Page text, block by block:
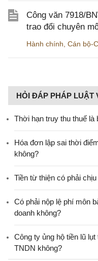
Công văn 7918/
trao đổi chuyên
Hành chính Cán bộ-
HỎI ĐÁP PHÁP LUẬT
Thời hạn truy thu thuế là
Hóa đơn lập sai thời
không?
Tiền từ thiện có phải
Có phải nộp lệ phí môn
doanh không?
Công ty ủng hộ tiền lũ
TNDN không?